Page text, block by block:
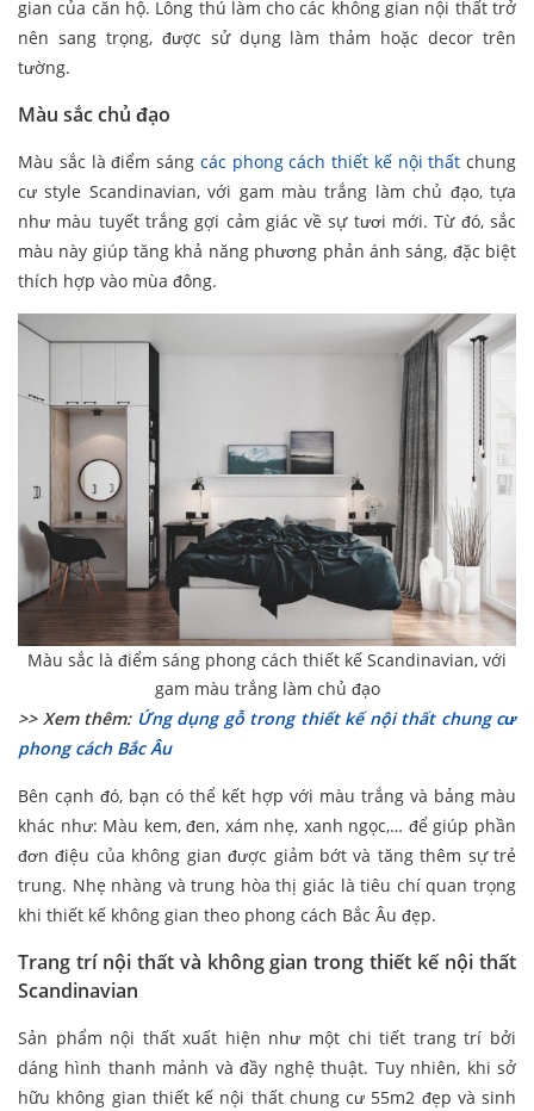
gian của căn hộ. Lông thú làm cho các không gian nội thất trở
nên sang trọng, được sử dụng làm thảm hoặc decor trên
tường.
Màu sắc chủ đạo
Màu sắc là điểm sáng các phong cách thiết kế nội thất chung
cư style Scandinavian, với gam màu trắng làm chủ đạo, tựa
như màu tuyết trắng gợi cảm giác về sự tươi mới. Từ đó, sắc
màu này giúp tăng khả năng phương phản ánh sáng, đặc biệt
thích hợp vào mùa đông.
Màu sắc là điểm sáng phong cách thiết kế Scandinavian, với
gam màu trắng làm chủ đạo
>> Xem thêm: Ứng dụng gỗ trong thiết kế nội thất chung cư
phong cách Bắc Âu
Bên cạnh đó, bạn có thể kết hợp với màu trắng và bảng màu
khác như: Màu kem, đen, xám nhẹ, xanh ngọc,… để giúp phần
đơn điệu của không gian được giảm bớt và tăng thêm sự trẻ
trung. Nhẹ nhàng và trung hòa thị giác là tiêu chí quan trọng
khi thiết kế không gian theo phong cách Bắc Âu đẹp.
Trang trí nội thất và không gian trong thiết kế nội thất
Scandinavian
Sản phẩm nội thất xuất hiện như một chi tiết trang trí bởi
dáng hình thanh mảnh và đầy nghệ thuật. Tuy nhiên, khi sở
hữu không gian thiết kế nội thất chung cư 55m2 đẹp và sinh